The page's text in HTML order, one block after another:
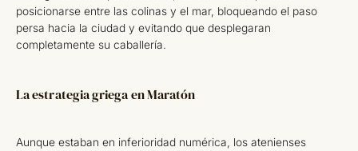
posicionarse entre las colinas y el mar, bloqueando el paso
persa hacia la ciudad y evitando que desplegaran
completamente su caballería.
La estrategia griega en Maratón
Aunque estaban en inferioridad numérica, los atenienses